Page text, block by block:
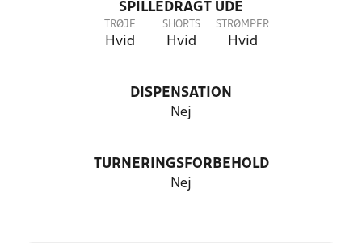
SPILLEDRAGT UDE
TRØJE
Hvid
SHORTS
Hvid
STRØMPER
Hvid
DISPENSATION
Nej
TURNERINGSFORBEHOLD
Nej